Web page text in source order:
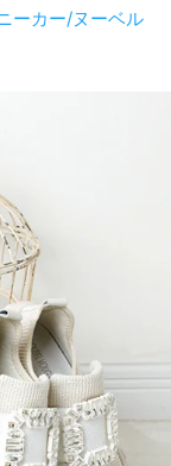
ーカー/ヌーベル